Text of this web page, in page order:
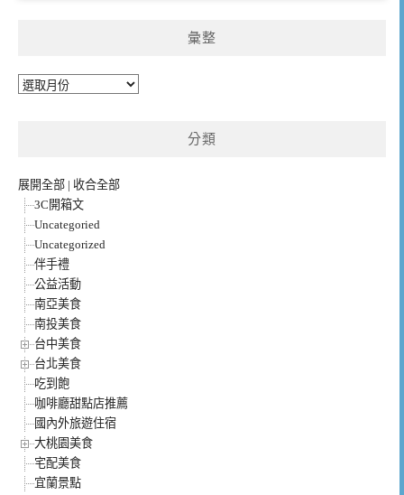
彙整
彙
分類
展開全部 | 收合全部
3C開箱文
Uncategoried
Uncategorized
伴手禮
公益活動
南亞美食
南投美食
台中美食
台北美食
吃到飽
咖啡廳甜點店推薦
國內外旅遊住宿
大桃園美食
宅配美食
宜蘭景點